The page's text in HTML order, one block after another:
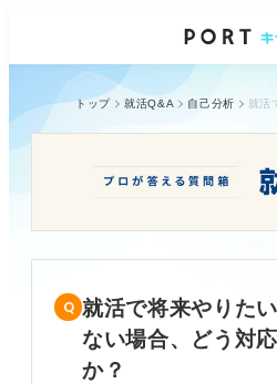
トップ 就活Q&A 自己分析
就活で将来やりた
ない場合、どう対
か？